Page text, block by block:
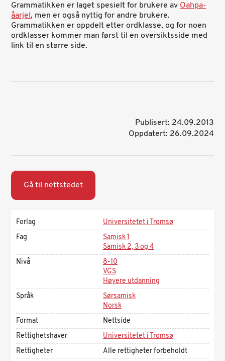
Grammatikken er laget spesielt for brukere avOahpa-
åarjel, men er også nyttig for andre brukere.
Grammatikken er oppdelt etter ordklasse, og for noen
ordklasser kommer man først til en oversiktsside med
link til en større side.
Publisert: 24.09.2013
Oppdatert: 26.09.2024
Gå til nettstedet
Forlag
Universitetet i Tromsø
Fag
Samisk 1
Samisk 2, 3 og 4
Nivå
8-10
VGS
Høyere utdanning
Språk
Sørsamisk
Norsk
Format
Nettside
Rettighetshaver
Universitetet i Tromsø
Rettigheter
Alle rettigheter forbeholdt